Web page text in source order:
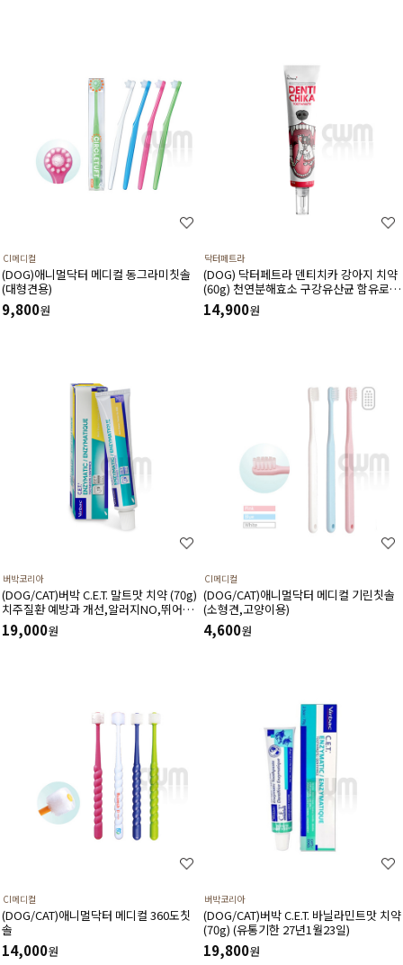
CI메디컬
(DOG)애니멀닥터 메디컬 동그라미칫솔
(대형견용)
9,800원
닥터페트라
(DOG) 닥터페트라 덴티치카 강아지 치약
(60g) 천연분해효소 구강유산균 함유로
구강청결 충치 예방에 도움
14,900원
버박코리아
(DOG/CAT)버박 C.E.T. 말트맛 치약 (70g)
치주질환 예방과 개선,알러지NO,뛰어난
기호성,우수한효과,곡물의고소한맛
19,000원
CI메디컬
(DOG/CAT)애니멀닥터 메디컬 기린칫솔
(소형견,고양이용)
4,600원
CI메디컬
(DOG/CAT)애니멀닥터 메디컬 360도칫
솔
14,000원
버박코리아
(DOG/CAT)버박 C.E.T. 바닐라민트맛 치약
(70g) (유통기한 27년1월23일)
19,800원